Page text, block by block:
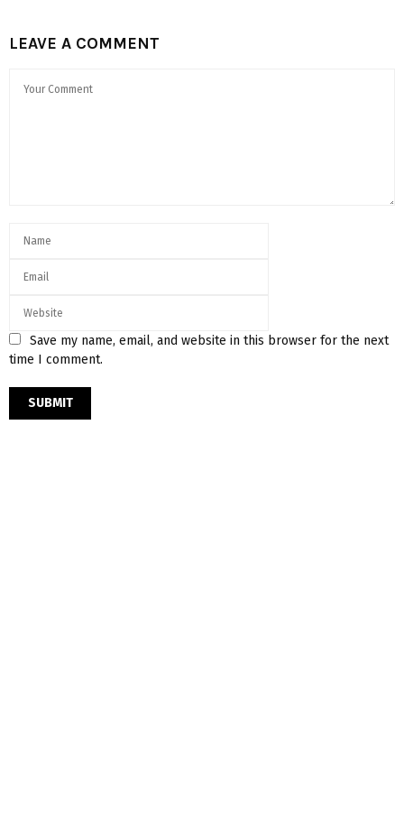
LEAVE A COMMENT
Save my name, email, and website in this browser for the next
time I comment.